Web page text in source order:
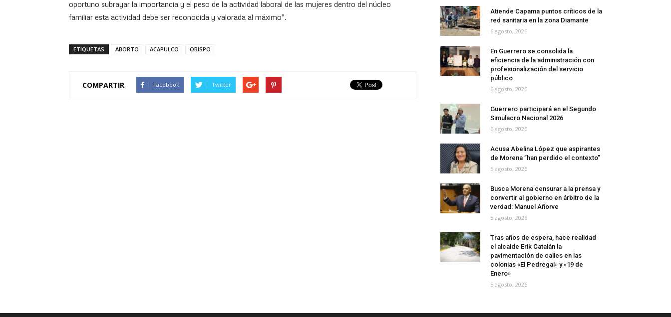
oportuno subrayar la importancia y el peso de la actividad laboral de las mujeres dentro del núcleo
familiar esta actividad debe ser reconocida y valorada al máximo”.
ETIQUETAS ABORTO ACAPULCO OBISPO
COMPARTIR Facebook Twitter
Atiende Capama puntos críticos de la
red sanitaria en la zona Diamante
6 agosto, 2026
En Guerrero se consolida la
eficiencia de la administración con
profesionalización del servicio
público
6 agosto, 2026
Guerrero participará en el Segundo
Simulacro Nacional 2026
6 agosto, 2026
Acusa Abelina López que aspirantes
de Morena ”han perdido el contexto”
5 agosto, 2026
Busca Morena censurar a la prensa y
convertir al gobierno en árbitro de la
verdad: Manuel Añorve
5 agosto, 2026
Tras años de espera, hace realidad
el alcalde Erik Catalán la
pavimentación de calles en las
colonias «El Pedregal» y «19 de
Enero»
5 agosto, 2026